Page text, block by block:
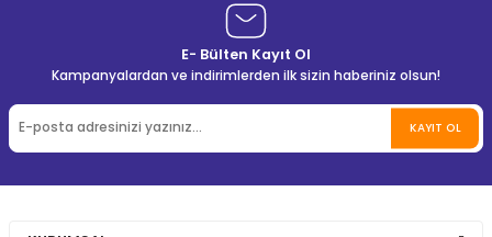
E- Bülten Kayıt Ol
Kampanyalardan ve indirimlerden ilk sizin haberiniz olsun!
KAYIT OL